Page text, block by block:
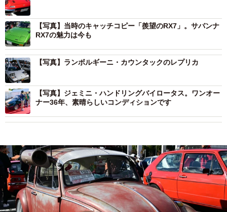
【写真】当時のキャッチコピー「羨望のRX7」。サバンナ
RX7の魅力は今も
【写真】ランボルギーニ・カウンタックのレプリカ
【写真】ジェミニ・ハンドリングバイロータス。ワンオー
ナー36年、素晴らしいコンディションです